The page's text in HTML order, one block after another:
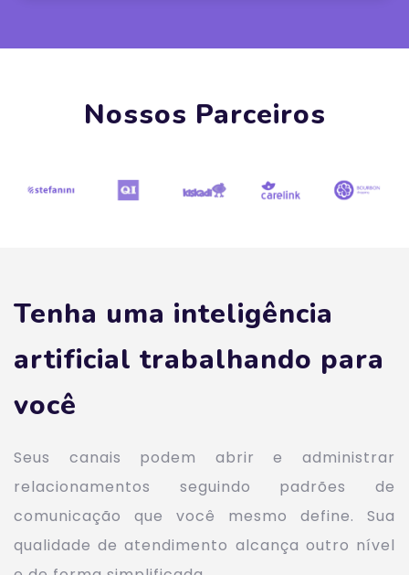
Nossos Parceiros
Tenha uma inteligência
artificial trabalhando para
você
Seus canais podem abrir e administrar
relacionamentos seguindo padrões de
comunicação que você mesmo define. Sua
qualidade de atendimento alcança outro nível